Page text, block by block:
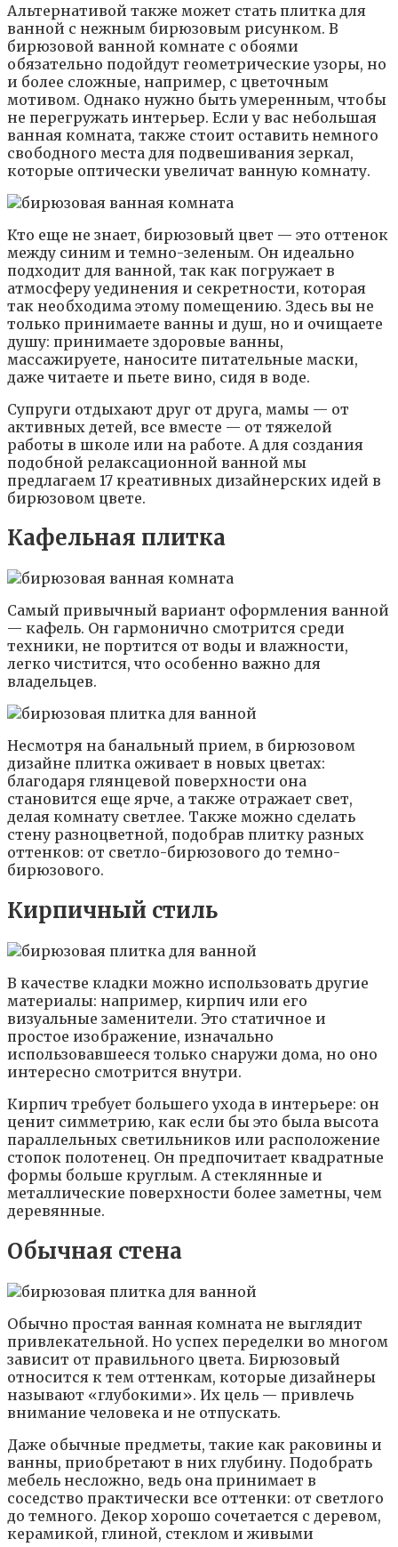
Альтернативой также может стать плитка для
ванной с нежным бирюзовым рисунком. В
бирюзовой ванной комнате с обоями
обязательно подойдут геометрические узоры, но
и более сложные, например, с цветочным
мотивом. Однако нужно быть умеренным, чтобы
не перегружать интерьер. Если у вас небольшая
ванная комната, также стоит оставить немного
свободного места для подвешивания зеркал,
которые оптически увеличат ванную комнату.
Кто еще не знает, бирюзовый цвет — это оттенок
между синим и темно-зеленым. Он идеально
подходит для ванной, так как погружает в
атмосферу уединения и секретности, которая
так необходима этому помещению. Здесь вы не
только принимаете ванны и душ, но и очищаете
душу: принимаете здоровые ванны,
массажируете, наносите питательные маски,
даже читаете и пьете вино, сидя в воде.
Супруги отдыхают друг от друга, мамы — от
активных детей, все вместе — от тяжелой
работы в школе или на работе. А для создания
подобной релаксационной ванной мы
предлагаем 17 креативных дизайнерских идей в
бирюзовом цвете.
Кафельная плитка
Самый привычный вариант оформления ванной
— кафель. Он гармонично смотрится среди
техники, не портится от воды и влажности,
легко чистится, что особенно важно для
владельцев.
Несмотря на банальный прием, в бирюзовом
дизайне плитка оживает в новых цветах:
благодаря глянцевой поверхности она
становится еще ярче, а также отражает свет,
делая комнату светлее. Также можно сделать
стену разноцветной, подобрав плитку разных
оттенков: от светло-бирюзового до темно-
бирюзового.
Кирпичный стиль
В качестве кладки можно использовать другие
материалы: например, кирпич или его
визуальные заменители. Это статичное и
простое изображение, изначально
использовавшееся только снаружи дома, но оно
интересно смотрится внутри.
Кирпич требует большего ухода в интерьере: он
ценит симметрию, как если бы это была высота
параллельных светильников или расположение
стопок полотенец. Он предпочитает квадратные
формы больше круглым. А стеклянные и
металлические поверхности более заметны, чем
деревянные.
Обычная стена
Обычно простая ванная комната не выглядит
привлекательной. Но успех переделки во многом
зависит от правильного цвета. Бирюзовый
относится к тем оттенкам, которые дизайнеры
называют «глубокими». Их цель — привлечь
внимание человека и не отпускать.
Даже обычные предметы, такие как раковины и
ванны, приобретают в них глубину. Подобрать
мебель несложно, ведь она принимает в
соседство практически все оттенки: от светлого
до темного. Декор хорошо сочетается с деревом,
керамикой, глиной, стеклом и живыми